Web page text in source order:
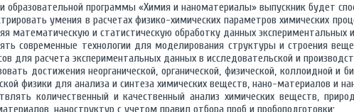
образовательной программы «Химия и наноматериалы» выпускник будет
умения в расчетах физико-химических параметров химических
математическую и статистическую обработку данных экспериментальных
современные технологии для моделирования структуры и строения
для расчета экспериментальных данных в исследовательской и
достижения неорганической, органической, физической, коллоидной и
физики для анализа и синтеза химических веществ, нано-материалов и
количественный и качественный анализ химических веществ,
наноструктур с учетом правил отбора проб и пробоподготовки;